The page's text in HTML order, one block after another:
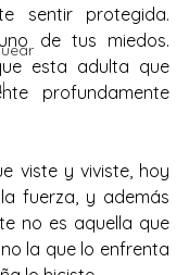
sentir protegida.
de tus miedos.
esta adulta que
profundamente
viste y viviste, hoy
fuerza, y además
no es aquella que
la que lo enfrenta